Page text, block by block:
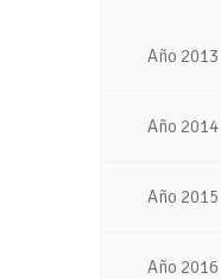
Año 2013
Año 2014
Año 2015
Año 2016